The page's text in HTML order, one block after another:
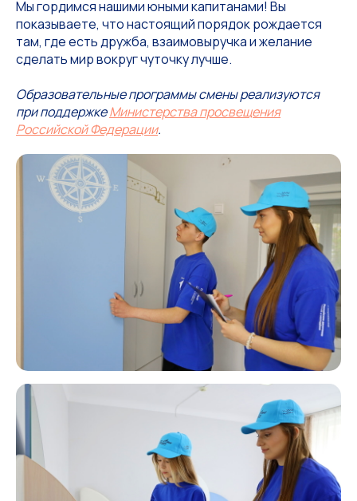
Мы гордимся нашими юными капитанами! Вы
показываете, что настоящий порядок рождается
там, где есть дружба, взаимовыручка и желание
сделать мир вокруг чуточку лучше.
Образовательные программы смены реализуются
при поддержкеМинистерства просвещения
Российской Федерации.